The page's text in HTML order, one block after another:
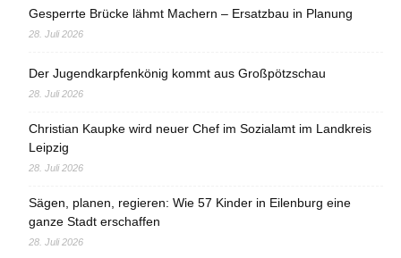
Gesperrte Brücke lähmt Machern – Ersatzbau in Planung
28. Juli 2026
Der Jugendkarpfenkönig kommt aus Großpötzschau
28. Juli 2026
Christian Kaupke wird neuer Chef im Sozialamt im Landkreis
Leipzig
28. Juli 2026
Sägen, planen, regieren: Wie 57 Kinder in Eilenburg eine
ganze Stadt erschaffen
28. Juli 2026